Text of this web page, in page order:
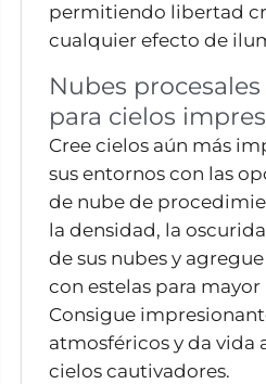
permitiendo libertad
cualquier efecto de
Nubes
para cielos
Cree cielos aún más
sus entornos con las
de nube de
la densidad, la
de sus nubes y
con estelas para
Consigue
atmosféricos y da vida
cielos cautivadores.